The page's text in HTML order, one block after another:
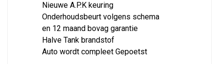
Nieuwe A.P.K keuring
Onderhoudsbeurt volgens schema
en 12 maand bovag garantie
Halve Tank brandstof
Auto wordt compleet Gepoetst